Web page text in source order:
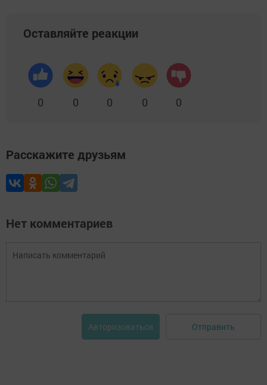
Оставляйте реакции
0 0 0 0 0
Расскажите друзьям
Нет комментариев
Авторизоваться Отправить